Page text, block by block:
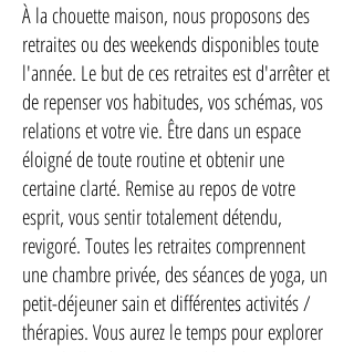
À la chouette maison, nous proposons des
retraites ou des weekends disponibles toute
l'année. Le but de ces retraites est d'arrêter et
de repenser vos habitudes, vos schémas, vos
relations et votre vie. Être dans un espace
éloigné de toute routine et obtenir une
certaine clarté. Remise au repos de votre
esprit, vous sentir totalement détendu,
revigoré. Toutes les retraites comprennent
une chambre privée, des séances de yoga, un
petit-déjeuner sain et différentes activités /
thérapies. Vous aurez le temps pour explorer